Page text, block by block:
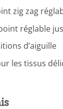
zig zag
réglable
d’aiguille
les tissus